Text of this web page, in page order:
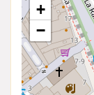
+
−